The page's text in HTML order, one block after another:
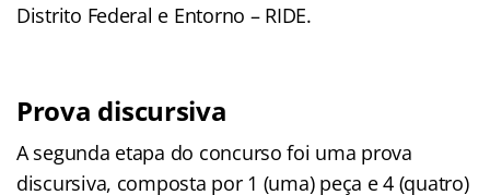
Distrito Federal e Entorno – RIDE.
Prova discursiva
A segunda etapa do concurso foi uma prova
discursiva, composta por 1 (uma) peça e 4 (quatro)